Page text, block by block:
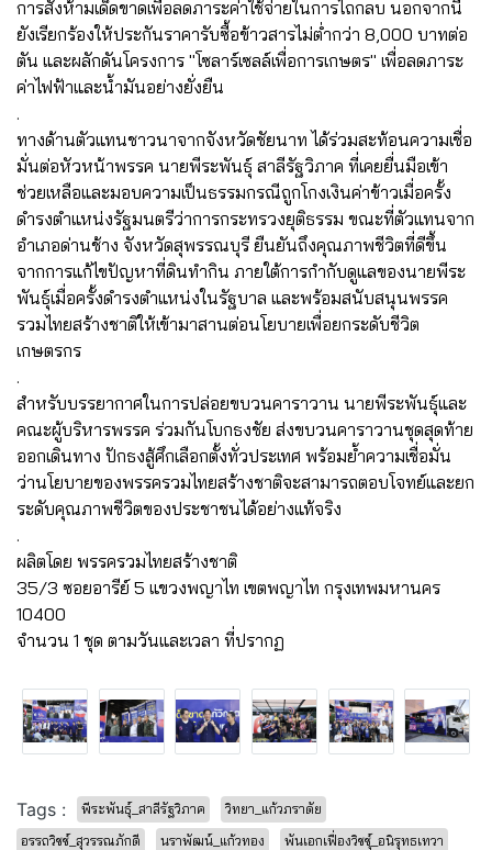
การสั่งห้ามเด็ดขาดเพื่อลดภาระค่าใช้จ่ายในการไถกลบ นอกจากนี้
ยังเรียกร้องให้ประกันราคารับซื้อข้าวสารไม่ต่ำกว่า 8,000 บาทต่อ
ตัน และผลักดันโครงการ "โซลาร์เซลล์เพื่อการเกษตร" เพื่อลดภาระ
ค่าไฟฟ้าและน้ำมันอย่างยั่งยืน
.
ทางด้านตัวแทนชาวนาจากจังหวัดชัยนาท ได้ร่วมสะท้อนความเชื่อ
มั่นต่อหัวหน้าพรรค นายพีระพันธุ์ สาลีรัฐวิภาค ที่เคยยื่นมือเข้า
ช่วยเหลือและมอบความเป็นธรรมกรณีถูกโกงเงินค่าข้าวเมื่อครั้ง
ดำรงตำแหน่งรัฐมนตรีว่าการกระทรวงยุติธรรม ขณะที่ตัวแทนจาก
อำเภอด่านช้าง จังหวัดสุพรรณบุรี ยืนยันถึงคุณภาพชีวิตที่ดีขึ้น
จากการแก้ไขปัญหาที่ดินทำกิน ภายใต้การกำกับดูแลของนายพีระ
พันธุ์เมื่อครั้งดำรงตำแหน่งในรัฐบาล และพร้อมสนับสนุนพรรค
รวมไทยสร้างชาติให้เข้ามาสานต่อนโยบายเพื่อยกระดับชีวิต
เกษตรกร
.
สำหรับบรรยากาศในการปล่อยขบวนคาราวาน นายพีระพันธุ์และ
คณะผู้บริหารพรรค ร่วมกันโบกธงชัย ส่งขบวนคาราวานชุดสุดท้าย
ออกเดินทาง ปักธงสู้ศึกเลือกตั้งทั่วประเทศ พร้อมย้ำความเชื่อมั่น
ว่านโยบายของพรรครวมไทยสร้างชาติจะสามารถตอบโจทย์และยก
ระดับคุณภาพชีวิตของประชาชนได้อย่างแท้จริง
.
ผลิตโดย พรรครวมไทยสร้างชาติ
35/3 ซอยอารีย์ 5 แขวงพญาไท เขตพญาไท กรุงเทพมหานคร
10400
จำนวน 1 ชุด ตามวันและเวลา ที่ปรากฏ
Tags : พีระพันธุ์_สาลีรัฐวิภาค
วิทยา_แก้วภราดัย
อรรถวิชช์_สุวรรณภักดี
นราพัฒน์_แก้วทอง
พันเอกเฟื่องวิชชุ์_อนิรุทธเทวา